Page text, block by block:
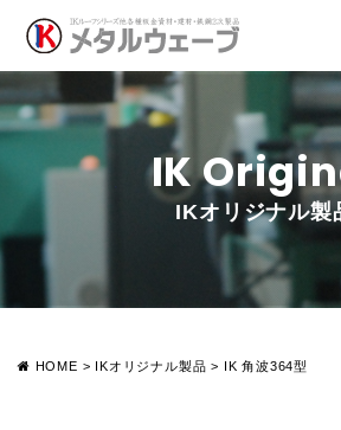
IK
IKオリジナル製
HOME > IKオリジナル製品 > IK 角波364型